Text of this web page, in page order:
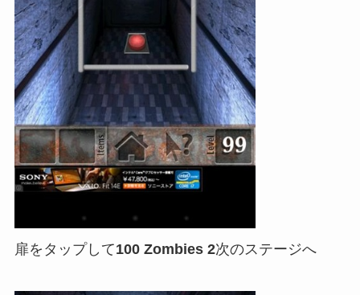
扉をタップして100 Zombies 2次のステージへ